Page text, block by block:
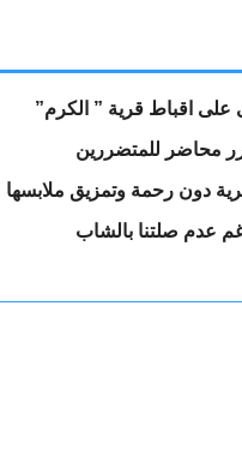
اقباط قرية ” الكرم”
دون رحمة وتمزيق ملابسها
عدم صلتنا بالشاب